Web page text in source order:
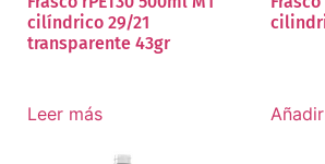
cilíndrico 29/21
transparente 43gr
Leer más